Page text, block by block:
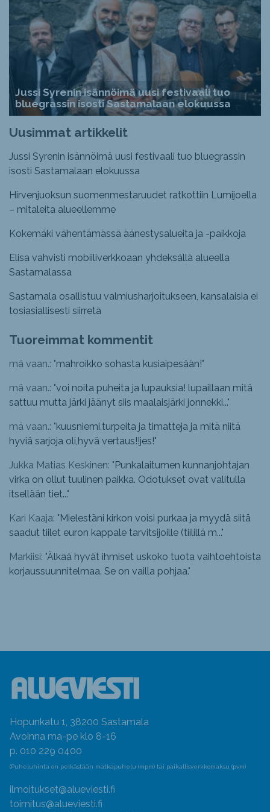
Jussi Syrenin isännöimä uusi festivaali tuo
bluegrassin isosti Sastamalaan elokuussa
Uusimmat artikkelit
Jussi Syrenin isännöimä uusi festivaali tuo bluegrassin
isosti Sastamalaan elokuussa
Hirvenjuoksun suomenmestaruudet ratkottiin Lumijoella
– mitaleita alueellemme
Kokemäki vähentämässä äänestysalueita ja -paikkoja
Elisa vahvisti mobiiliverkkoaan yhdeksällä alueella
Sastamalassa
Sastamala osallistuu valmiusharjoitukseen, kansalaisia ei
tosiasiallisesti siirretä
Tuoreimmat kommentit
mä vaan.: "mahroikko sohasta kusiaipesään!"
mä vaan.: "voi noita puheita ja lupauksia! lupaillaan mitä
sattuu mutta järki jäänyt siis maalaisjärki jonnekki..."
mä vaan.: "kuusniemi.turpeita ja timatteja ja mitä niitä
hyviä sarjoja oli,hyvä vertaus!!jes!"
Jukka Matias Keskinen: "Punkalaitumen kunnanjohtajan
virka on ollut tuulinen paikka. Odotukset ovat valitulla
itsellään tiet..."
Kari Kaaja: "Mielestäni kirkon voisi purkaa ja myydä siitä
saadut tiilet euron kappale tarvitsijoille (tiilillä m..."
Markiisi: "Älkää hyvät ihmiset uskoko tuota vaihtoehtoista
korjaussuunnitelmaa. Se on vailla pohjaa."
Hopunkatu 1, 38200 Sastamala
Avoinna ma-pe klo 8-16
p. 010 229 0400
(Puheluhinta on pelkästään matkapuhelu (mpm) tai paikallisverkkomaksu (pvm)
ilmoitukset@alueviesti.fi
toimitus@alueviesti.fi